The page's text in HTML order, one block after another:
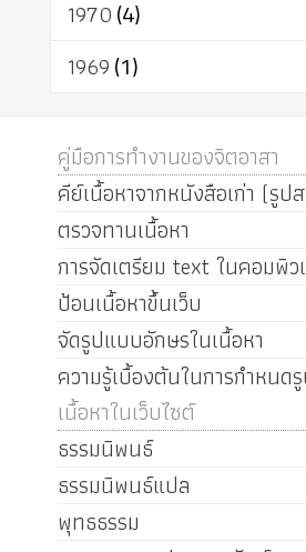
1970(4)
1969(1)
คู่มือการทำงานของจิตอาสา
คีย์เนื้อหาจากหนังสือเก่า (รูป
ตรวจทานเนื้อหา
การจัดเตรียม text ในคอมพิว
ป้อนเนื้อหาขึ้นเว็บ
จัดรูปแบบอักษรในเนื้อหา
ความรู้เบื้องต้นในการกำหนด
เนื้อหาในเว็บไซต์
ธรรมนิพนธ์
ธรรมนิพนธ์แปล
พุทธธรรม